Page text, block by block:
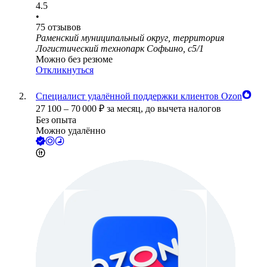
4.5
•
75 отзывов
Раменский муниципальный округ, территория
Логистический технопарк Софьино, с5/1
Можно без резюме
Откликнуться
Специалист удалённой поддержки клиентов Ozon
27 100 – 70 000 ₽ за месяц, до вычета налогов
Без опыта
Можно удалённо